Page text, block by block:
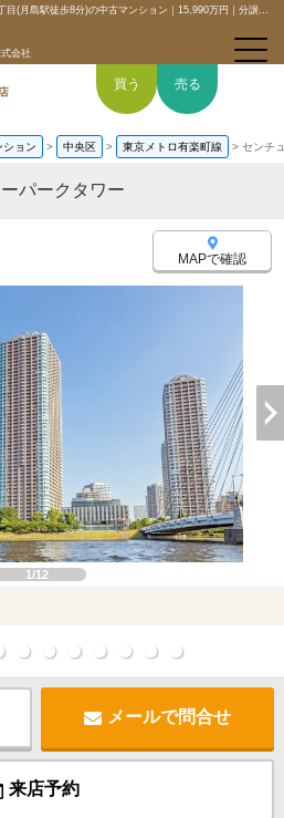
センチュリーパークタワー 東京都中央区佃2丁目(月島駅徒歩8分)の中古マンション｜15,990万円｜分譲マンション情報｜【高層階×2面バルコニー】
会社
買いたい
売りたい
6つの強み
会社概要
スタッフ紹介
お客様の声
来店予約
買う 売る
ション > 中央区 > 東京メトロ有楽町線 > センチ
パークタワー
MAPで確認
1/12
メールで問合せ
来店予約